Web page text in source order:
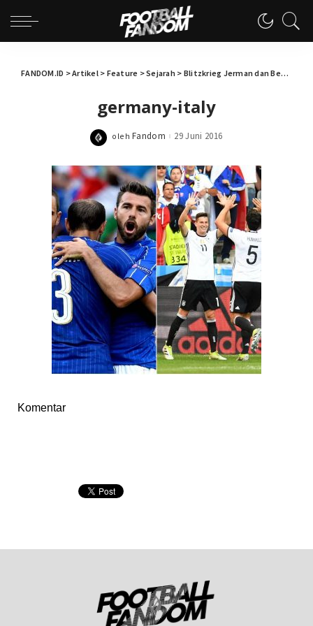
FANDOM.ID >Artikel> Feature >Sejarah> Blitzkrieg Jerman dan Benteng Romawi Italia
germany-italy
Posted
oleh Fandom 29 Juni 2016
Komentar